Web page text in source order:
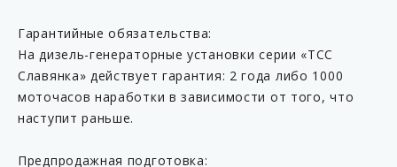
Гарантийные обязательства:
На дизель-генераторные установки серии «ТСС
Славянка» действует гарантия: 2 года либо 1000
моточасов наработки в зависимости от того, что
наступит раньше.
Предпродажная подготовка: